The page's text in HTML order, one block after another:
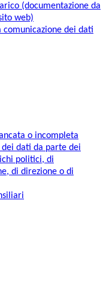
(documentazione da
web)
comunicazione dei dati
o incompleta
dati da parte dei
politici, di
di direzione o di